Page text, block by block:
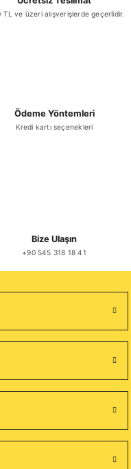
TL ve üzeri alışverişlerde geçerlidir.
Ödeme Yöntemleri
Kredi kartı seçenekleri
Bize Ulaşın
+90 545 318 18 41